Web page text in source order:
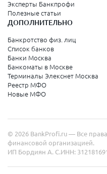
Эксперты Банкпрофи
Полезные статьи
ДОПОЛНИТЕЛЬНО
Банкротство физ. лиц
Список банков
Банки Москва
Банкоматы в Москве
Терминалы Элекснет Москва
Реестр МФО
Новые МФО
© 2026 BankProfi.ru — Все
финансовой организацией.
ИП Бордиян А. С.ИНН: